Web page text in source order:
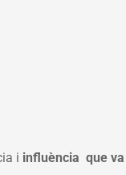
i influència que